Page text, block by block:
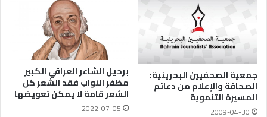
جمعية الصحفيين البحرينية:
الصحافة والإعلام من دعائم
المسيرة التنموية
2009-04-30
برحيل الشاعر العراقي الكبير
مظفر النواب فقد الشعر كل
الشعر قامة لا يمكن تعويضها
2022-07-05